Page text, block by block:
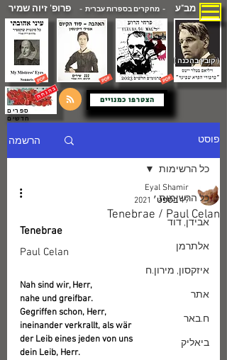
מב"ע - מחקרים בספרות עברית -פרופ' זיוה שמיר
( קובץ בהכנה )
הצטרפו כמנויים
ספרים
חדשים
פוסט הרשמה
כל הרשימות
אבידן, דוד
אלתרמן
איזקסון, מירון.ח
אתר
ח.באר
ביאליק
כל הרשימות
Tenebrae / Paul Celan
Eyal Shamir
19 בספט׳ 2021
Tenebrae
Paul Celan
Nah sind wir, Herr,
nahe und greifbar.
Gegriffen schon, Herr,
ineinander verkrallt, als wär
der Leib eines jeden von uns
dein Leib, Herr.